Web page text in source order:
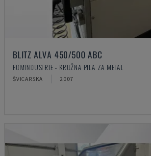
BLITZ ALVA 450/500 ABC
FOMINDUSTRIE - KRUŽNA PILA ZA METAL
ŠVICARSKA 2007